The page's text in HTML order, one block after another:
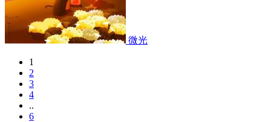
微光
1
2
3
4
..
6